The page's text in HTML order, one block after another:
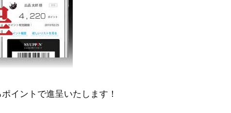
イントで進呈いたします！